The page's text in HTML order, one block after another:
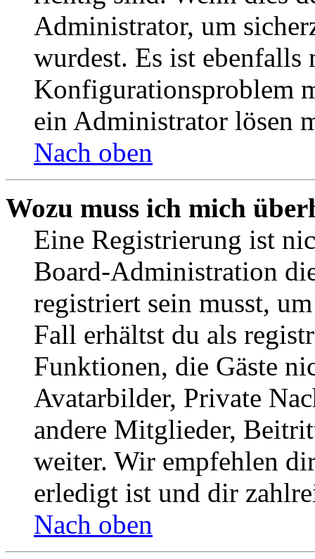
Administrator, um
wurdest. Es ist ebenfalls
Konfigurationsproblem
ein Administrator lösen
Nach oben
Wozu muss ich mich
Eine Registrierung ist
Board-Administration
registriert sein musst,
Fall erhältst du als
Funktionen, die Gäste
Avatarbilder, Private
andere Mitglieder,
weiter. Wir empfehlen
erledigt ist und dir
Nach oben